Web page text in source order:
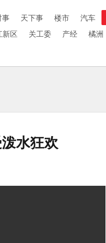
事 天下事 楼市 汽车
新区 关工委 产经 橘洲
水狂欢